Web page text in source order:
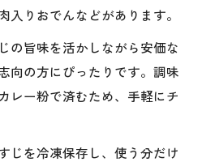
入りおでんなどがあります。
の旨味を活かしながら安価な
向の方にぴったりです。調味
レー粉で済むため、手軽にチ
じを冷凍保存し、使う分だけ